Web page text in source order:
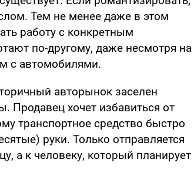
Тем не менее даже в этом
работу с конкретным
по-другому, даже несмотря на
с автомобилями.
авторынок заселен
Продавец хочет избавиться от
транспортное средство быстро
руки. Только отправляется
а к человеку, который планирует